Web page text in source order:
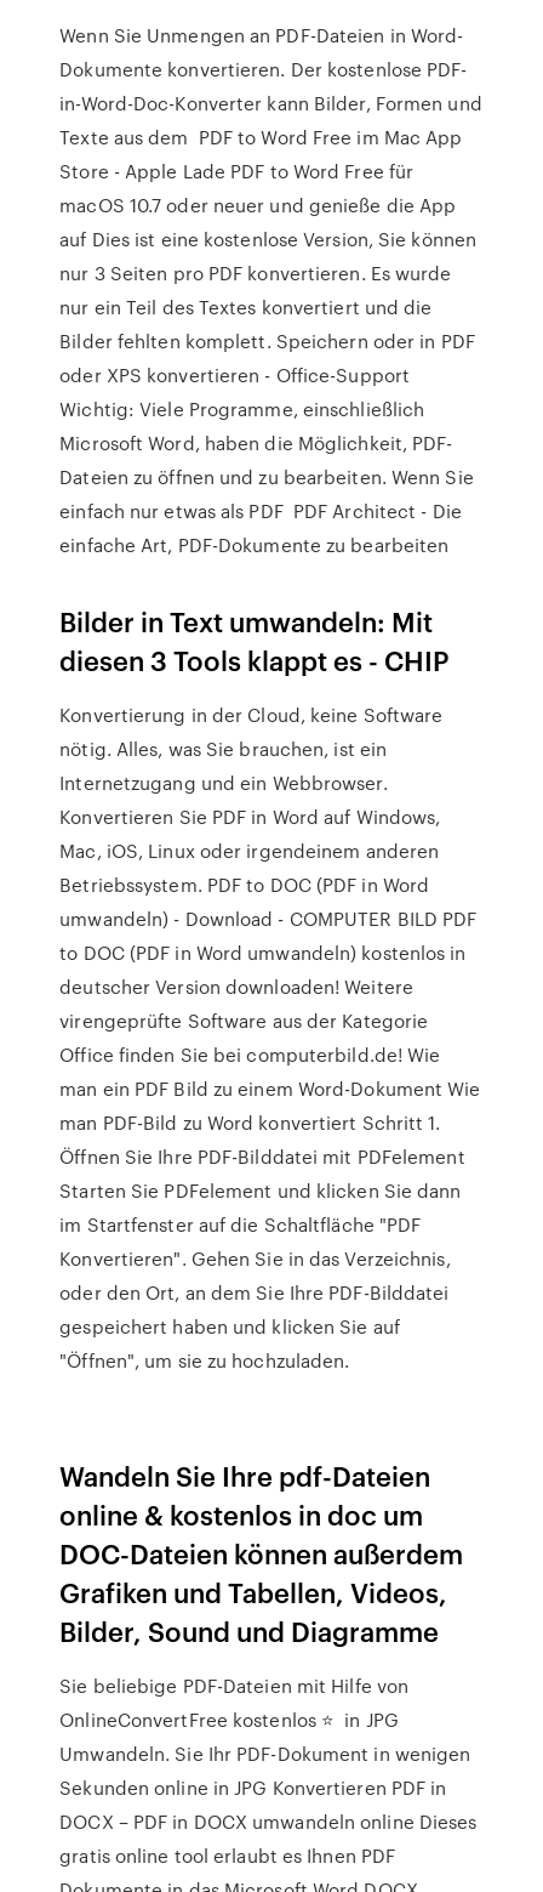
Wenn Sie Unmengen an PDF-Dateien in Word-
Dokumente konvertieren. Der kostenlose PDF-
in-Word-Doc-Konverter kann Bilder, Formen und
Texte aus dem ‎PDF to Word Free im Mac App
Store - Apple Lade PDF to Word Free für
macOS 10.7 oder neuer und genieße die App
auf Dies ist eine kostenlose Version, Sie können
nur 3 Seiten pro PDF konvertieren. Es wurde
nur ein Teil des Textes konvertiert und die
Bilder fehlten komplett. Speichern oder in PDF
oder XPS konvertieren - Office-Support
Wichtig: Viele Programme, einschließlich
Microsoft Word, haben die Möglichkeit, PDF-
Dateien zu öffnen und zu bearbeiten. Wenn Sie
einfach nur etwas als PDF PDF Architect - Die
einfache Art, PDF-Dokumente zu bearbeiten
Bilder in Text umwandeln: Mit
diesen 3 Tools klappt es - CHIP
Konvertierung in der Cloud, keine Software
nötig. Alles, was Sie brauchen, ist ein
Internetzugang und ein Webbrowser.
Konvertieren Sie PDF in Word auf Windows,
Mac, iOS, Linux oder irgendeinem anderen
Betriebssystem. PDF to DOC (PDF in Word
umwandeln) - Download - COMPUTER BILD PDF
to DOC (PDF in Word umwandeln) kostenlos in
deutscher Version downloaden! Weitere
virengeprüfte Software aus der Kategorie
Office finden Sie bei computerbild.de! Wie
man ein PDF Bild zu einem Word-Dokument Wie
man PDF-Bild zu Word konvertiert Schritt 1.
Öffnen Sie Ihre PDF-Bilddatei mit PDFelement
Starten Sie PDFelement und klicken Sie dann
im Startfenster auf die Schaltfläche "PDF
Konvertieren". Gehen Sie in das Verzeichnis,
oder den Ort, an dem Sie Ihre PDF-Bilddatei
gespeichert haben und klicken Sie auf
"Öffnen", um sie zu hochzuladen.
Wandeln Sie Ihre pdf-Dateien
online & kostenlos in doc um
DOC-Dateien können außerdem
Grafiken und Tabellen, Videos,
Bilder, Sound und Diagramme
Sie beliebige PDF-Dateien mit Hilfe von
OnlineConvertFree kostenlos ⭐ ️ in JPG
Umwandeln. Sie Ihr PDF-Dokument in wenigen
Sekunden online in JPG Konvertieren PDF in
DOCX – PDF in DOCX umwandeln online Dieses
gratis online tool erlaubt es Ihnen PDF